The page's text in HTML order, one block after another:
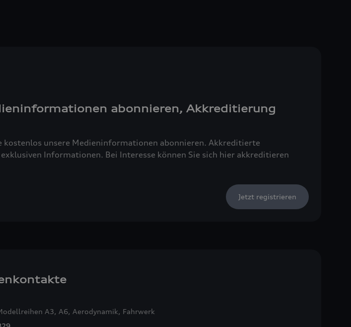
abonnieren, Akkreditierung
unsere Medieninformationen abonnieren. Akkreditierte
Informationen. Bei Interesse können Sie sich hier akkreditieren
Jetzt registrieren
A3, A6, Aerodynamik, Fahrwerk